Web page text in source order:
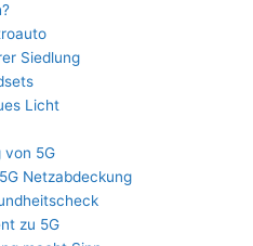
Siedlung
Licht
von 5G
Netzabdeckung
zu 5G